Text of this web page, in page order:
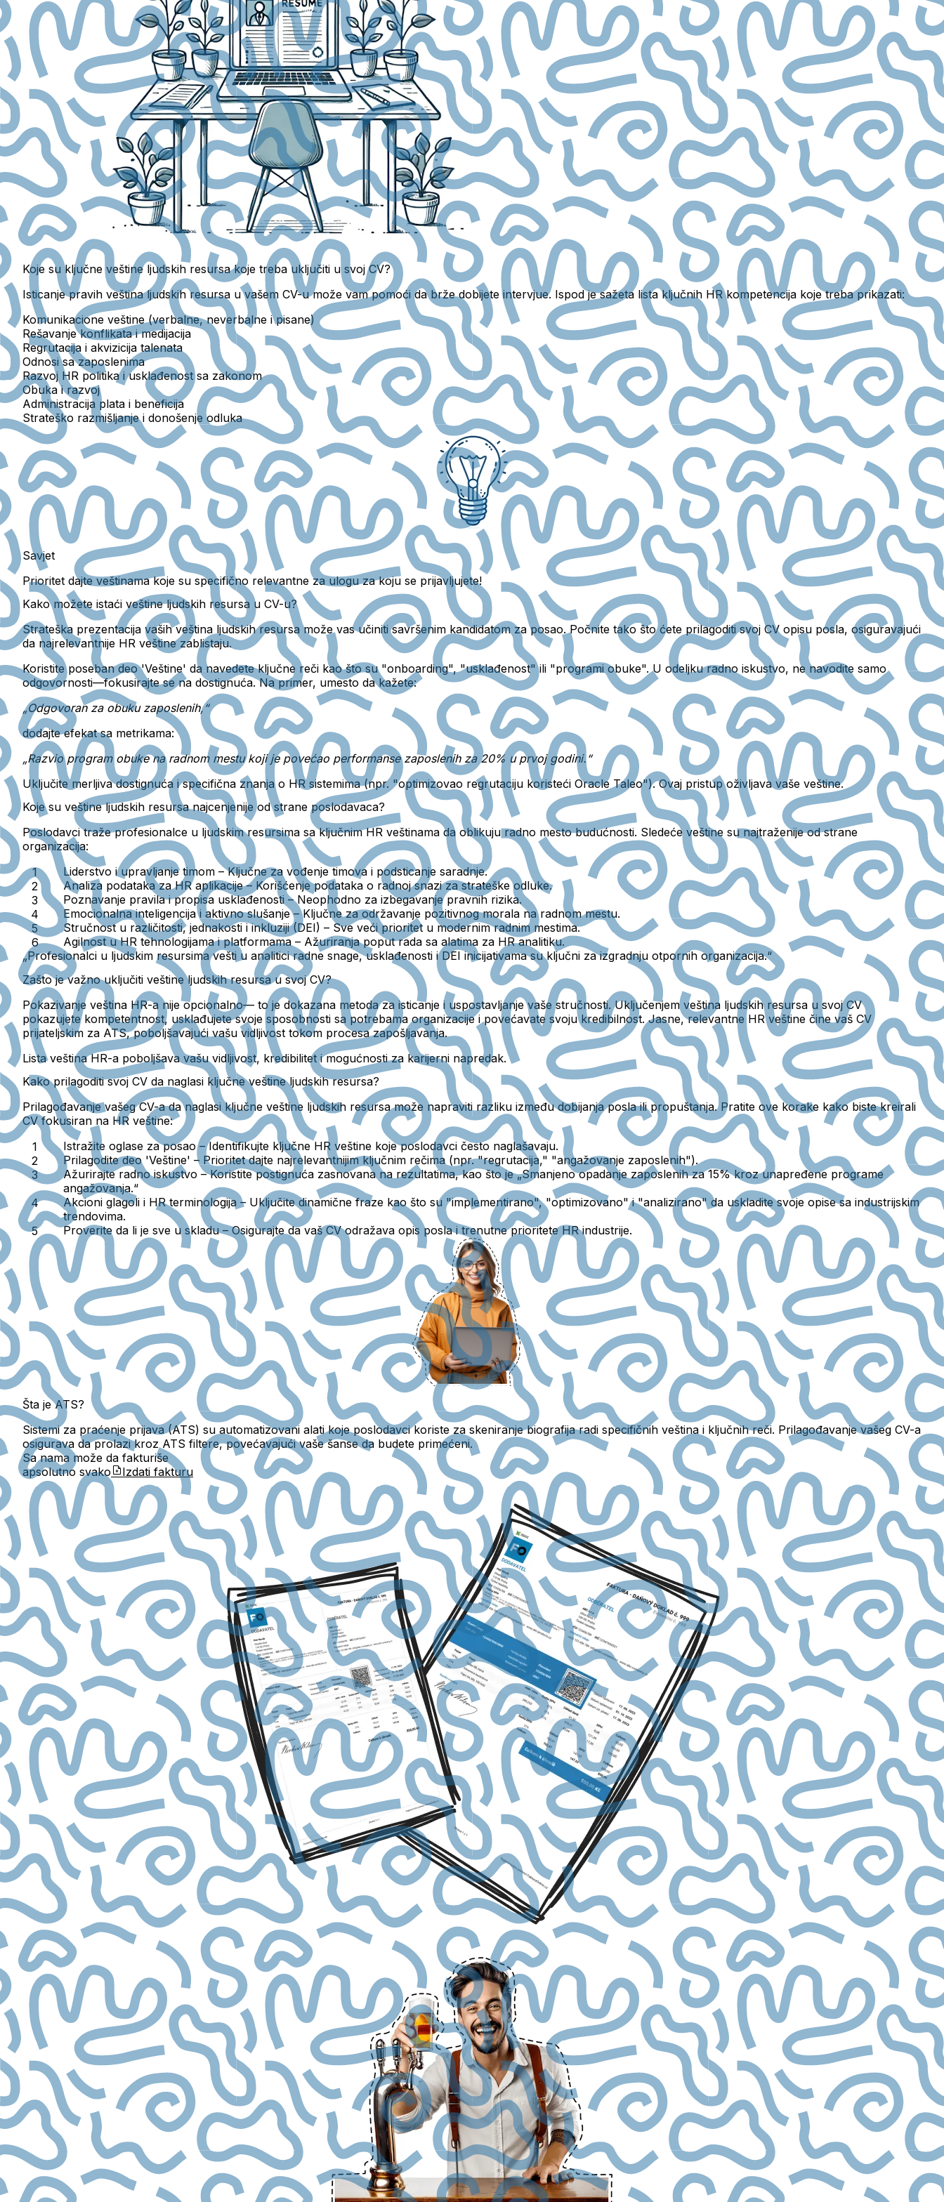
Koje su ključne veštine ljudskih resursa koje treba uključiti u svoj CV?
Isticanje pravih veština ljudskih resursa u vašem CV-u može vam pomoći da brže dobijete intervjue. Ispod je sažeta lista ključnih HR kompetencija koje treba prikazati:
Komunikacione veštine(verbalne, neverbalne i pisane)
Rešavanje konflikata i medijacija
Regrutacija i akvizicija talenata
Odnosi sa zaposlenima
Razvoj HR politika i usklađenost sa zakonom
Obuka i razvoj
Administracija plata i beneficija
Strateško razmišljanje i donošenje odluka
Savjet
Prioritet dajte veštinama koje su specifično relevantne za ulogu za koju se prijavljujete!
Kako možete istaći veštine ljudskih resursa u CV-u?
Strateška prezentacija vaših veština ljudskih resursa može vas učiniti savršenim kandidatom za posao. Počnite tako što ćete prilagoditi svoj CV opisu posla, osiguravajući
da najrelevantnije HR veštine zablistaju.
Koristiteposeban deo 'Veštine' da navedete ključne reči kao što su "onboarding", "usklađenost" ili "programi obuke". U odeljkuradno iskustvo, ne navodite samo
odgovornosti—fokusirajte se na dostignuća. Na primer, umesto da kažete:
„Odgovoran za obuku zaposlenih,“
dodajte efekat sa metrikama:
„Razvio program obuke na radnom mestu koji je povećao performanse zaposlenih za 20% u prvoj godini.“
Uključite merljiva dostignuća i specifična znanja o HR sistemima (npr. "optimizovao regrutaciju koristeći Oracle Taleo"). Ovaj pristup oživljava vaše veštine.
Koje su veštine ljudskih resursa najcenjenije od strane poslodavaca?
Poslodavci traže profesionalce u ljudskim resursima sa ključnim HR veštinama da oblikuju radno mesto budućnosti. Sledeće veštine su najtraženije od strane
organizacija:
Liderstvo i upravljanje timom – Ključne za vođenje timova i podsticanje saradnje.
Analiza podataka za HR aplikacije– Korišćenje podataka o radnoj snazi za strateške odluke.
Poznavanje pravila i propisa usklađenosti – Neophodno za izbegavanje pravnih rizika.
Emocionalna inteligencija i aktivno slušanje– Ključne za održavanje pozitivnog morala na radnom mestu.
Stručnost u različitosti, jednakosti i inkluziji (DEI) – Sve veći prioritet u modernim radnim mestima.
Agilnost u HR tehnologijama i platformama– Ažuriranja poput rada sa alatima za HR analitiku.
„Profesionalci u ljudskim resursima vešti u analitici radne snage, usklađenosti i DEI inicijativama su ključni za izgradnju otpornih organizacija.“
Zašto je važno uključiti veštine ljudskih resursa u svoj CV?
Pokazivanje veština HR-a nije opcionalno— to je dokazana metoda za isticanje i uspostavljanje vaše stručnosti. Uključenjem veština ljudskih resursa u svoj CV
pokazujete kompetentnost, usklađujete svoje sposobnosti sa potrebama organizacije i povećavate svoju kredibilnost. Jasne, relevantne HR veštine čine vaš CV
prijateljskim za ATS, poboljšavajući vašu vidljivost tokom procesa zapošljavanja.
Lista veština HR-a poboljšava vašu vidljivost, kredibilitet imogućnosti za karijerni napredak.
Kako prilagoditi svoj CV da naglasi ključne veštine ljudskih resursa?
Prilagođavanje vašeg CV-a da naglasi ključne veštine ljudskih resursa može napraviti razliku između dobijanja posla ili propuštanja. Pratite ove korake kako biste kreirali
CV fokusiran na HR veštine:
Istražite oglase za posao– Identifikujte ključne HR veštine koje poslodavci često naglašavaju.
Prilagodite deo 'Veštine' – Prioritet dajte najrelevantnijim ključnim rečima (npr. "regrutacija," "angažovanje zaposlenih").
Ažurirajte radno iskustvo – Koristite postignuća zasnovana na rezultatima, kao što je „Smanjeno opadanje zaposlenih za 15% kroz unapređene programe
angažovanja.“
Akcioni glagoli i HR terminologija – Uključite dinamične fraze kao što su "implementirano", "optimizovano" i "analizirano" da uskladite svoje opise sa industrijskim
trendovima.
Proverite da li je sve u skladu– Osigurajte da vaš CV odražava opis posla i trenutne prioritete HR industrije.
Šta je ATS?
Sistemi za praćenje prijava (ATS) su automatizovani alati koje poslodavci koriste za skeniranje biografija radi specifičnih veština i ključnih reči. Prilagođavanje vašeg CV-a
osigurava da prolazi kroz ATS filtere, povećavajući vaše šanse da budete primećeni.
Sa nama može da fakturiše
apsolutno svako
Izdati fakturu